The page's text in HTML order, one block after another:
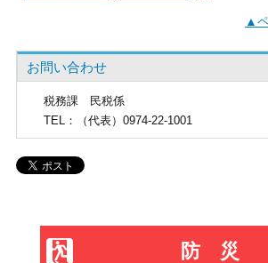
▲
お問い合わせ
税務課
民税係
TEL：（代表）0974-22-1001
防災